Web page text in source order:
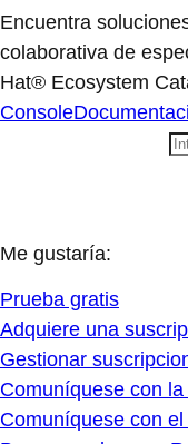
Encuentra
colaborativa de
Hat® Ecosystem
Console
Me gustaría:
Prueba gratis
Adquiere una
Gestionar
Comuníquese con
Comuníquese con